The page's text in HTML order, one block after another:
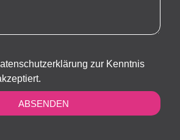
zur Kenntnis
ABSENDEN